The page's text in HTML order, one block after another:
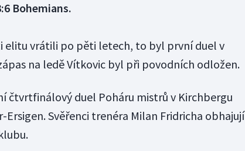
Bohemians.
elitu vrátili po pěti letech, to byl první duel v
na ledě Vítkovic byl při povodních odložen.
čtvrtfinálový duel Poháru mistrů v Kirchbergu
Ersigen. Svěřenci trenéra Milan Fridricha obhajují